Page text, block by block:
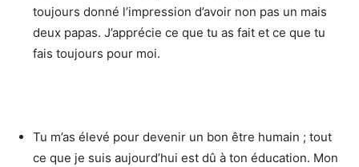
toujours donné l’impression d’avoir non pas un mais
deux papas. J’apprécie ce que tu as fait et ce que tu
fais toujours pour moi.
Tu m’as élevé pour devenir un bon être humain ; tout
ce que je suis aujourd’hui est dû à ton éducation. Mon